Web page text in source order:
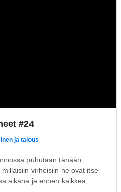
#24
ja talous
puhutaan tänään
virheisiin he ovat itse
aikana ja ennen kaikkea,